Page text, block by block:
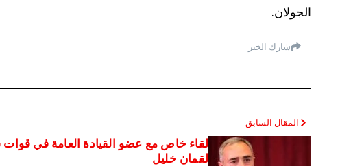
الجولان.
شارك الخبر
المقال السابق
لقاء خاص مع عضو القيادة العامة في قوات
لقمان خليل